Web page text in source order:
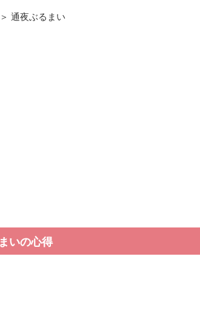
＞ 通夜ぶるまい
いの心得